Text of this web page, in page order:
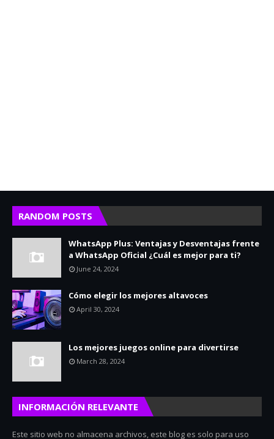
RANDOM POSTS
WhatsApp Plus: Ventajas y Desventajas frente
a WhatsApp Oficial ¿Cuál es mejor para ti?
June 24, 2024
Cómo elegir los mejores altavoces
April 30, 2024
Los mejores juegos online para divertirse
March 28, 2024
INFORMACIÓN RELEVANTE
Este sitio web no almacena archivos, este blog es solo para uso